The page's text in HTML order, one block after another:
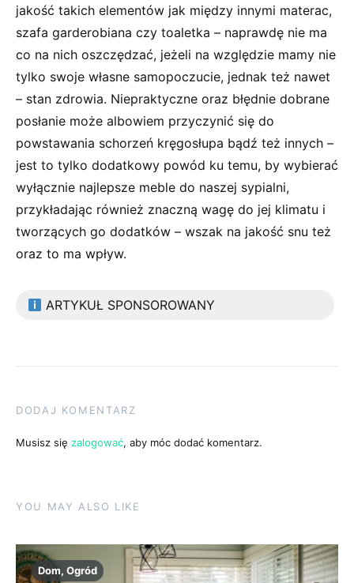
jakość takich elementów jak między innymi materac,
szafa garderobiana czy toaletka – naprawdę nie ma
co na nich oszczędzać, jeżeli na względzie mamy nie
tylko swoje własne samopoczucie, jednak też nawet
– stan zdrowia. Niepraktyczne oraz błędnie dobrane
posłanie może albowiem przyczynić się do
powstawania schorzeń kręgosłupa bądź też innych –
jest to tylko dodatkowy powód ku temu, by wybierać
wyłącznie najlepsze meble do naszej sypialni,
przykładając również znaczną wagę do jej klimatu i
tworzących go dodatków – wszak na jakość snu też
oraz to ma wpływ.
ARTYKUŁ SPONSOROWANY
DODAJ KOMENTARZ
Musisz się zalogować, aby móc dodać komentarz.
YOU MAY ALSO LIKE
Dom, Ogród